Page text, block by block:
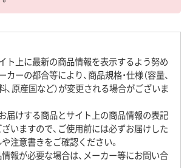
ト上に最新の商品情報を表示するよう努め
カーの都合等により、商品規格・仕様（容量、
、原産国など）が変更される場合がございま
届けする商品とサイト上の商品情報の表記
いますので、ご使用前には必ずお届けした
注意書きをご確認ください。
報が必要な場合は、メーカー等にお問い合